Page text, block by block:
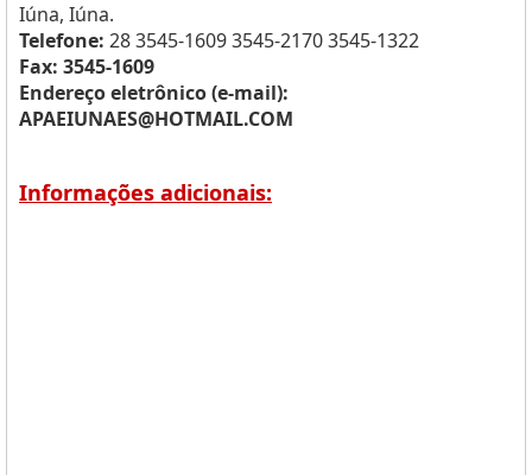
Iúna, Iúna.
Telefone: 28 3545-1609 3545-2170 3545-1322
Fax: 3545-1609
Endereço eletrônico (e-mail):
APAEIUNAES@HOTMAIL.COM
Informações adicionais: